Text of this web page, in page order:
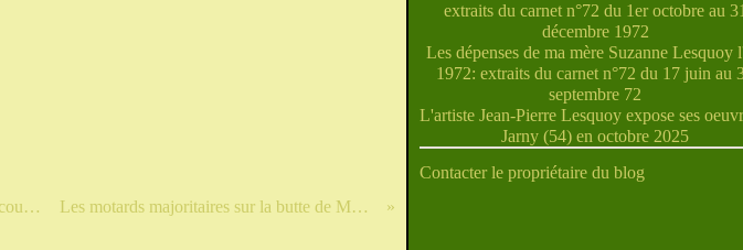
Trois balades en bécane en Meuse et 310km parcourus entre le 16 et le 21 février 2021 Les motards majoritaires sur la butte de Montsec, en Meuse, ce 27 février
extraits du carnet n°72 du 1er octobre au
décembre 1972
Les dépenses de ma mère Suzanne Lesquoy
1972: extraits du carnet n°72 du 17 juin au
septembre 72
L'artiste Jean-Pierre Lesquoy expose ses
Jarny (54) en octobre 2025
Contacter le propriétaire du blog